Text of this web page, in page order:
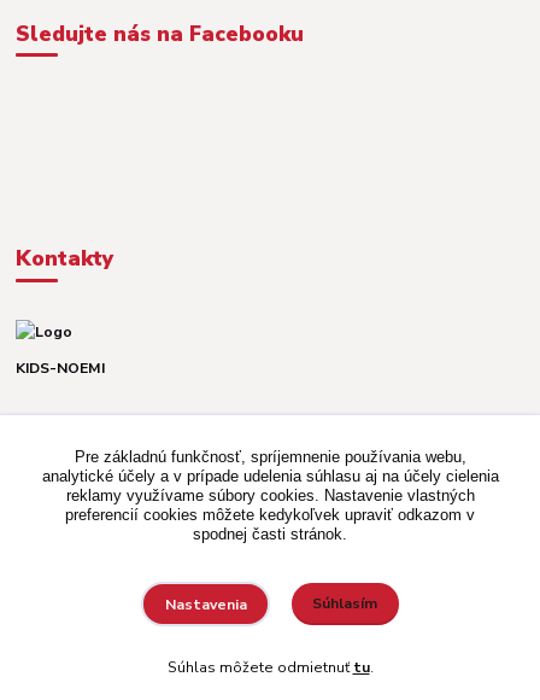
Sledujte nás na Facebooku
Kontakty
KIDS-NOEMI
(Po-Pia, 8-16 hod.)
kidsnoemi.shop@gmail.com
Pre základnú funkčnosť, spríjemnenie používania webu,
analytické účely a v prípade udelenia súhlasu aj na účely cielenia
reklamy využívame súbory cookies. Nastavenie vlastných
preferencií cookies môžete kedykoľvek upraviť odkazom v
spodnej časti stránok.
Nastavenia Súhlasím
Súhlas môžete odmietnuťtu.